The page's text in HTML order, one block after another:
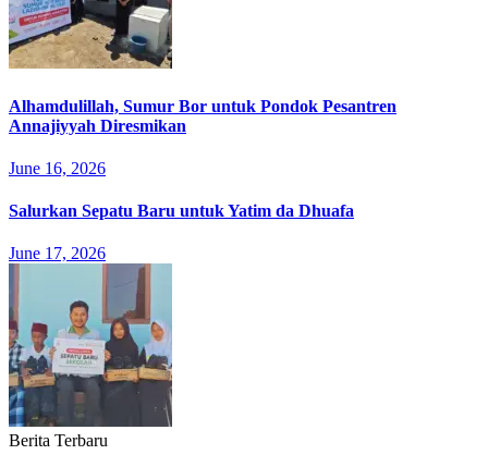
Alhamdulillah, Sumur Bor untuk Pondok Pesantren
Annajiyyah Diresmikan
June 16, 2026
Salurkan Sepatu Baru untuk Yatim da Dhuafa
June 17, 2026
Berita Terbaru